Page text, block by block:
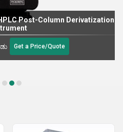
Post-Column Derivatization
Get a Price/Quote